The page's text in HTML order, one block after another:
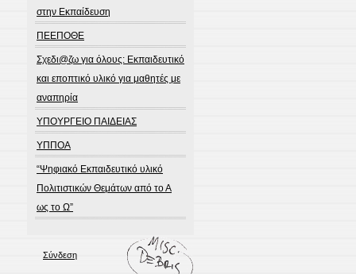
στην Εκπαίδευση
ΠΕΕΠΟΘΕ
Σχεδι@ζω για όλους: Εκπαιδευτικό
και εποπτικό υλικό για μαθητές με
αναπηρία
ΥΠΟΥΡΓΕΙΟ ΠΑΙΔΕΙΑΣ
ΥΠΠΟΑ
“Ψηφιακό Εκπαιδευτικό υλικό
Πολιτιστικών Θεμάτων από το Α
ως το Ω”
Σύνδεση